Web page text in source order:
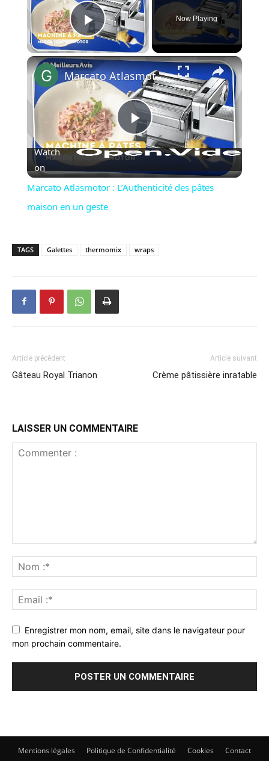
Play Video
Now Playing
×
Play
Video
Marcato Atlasmotor : L’Authenticité des pâtes maison en un geste
Watch
on
Marcato Atlasmotor : L’Authenticité des pâtes
maison en un geste
TAGS Galettes thermomix wraps
Article précédent
Gâteau Royal Trianon
Article suivant
Crème pâtissière inratable
LAISSER UN COMMENTAIRE
Enregistrer mon nom, email, site dans le navigateur pour
mon prochain commentaire.
Mentions légales Politique de Confidentialité Cookies Contact